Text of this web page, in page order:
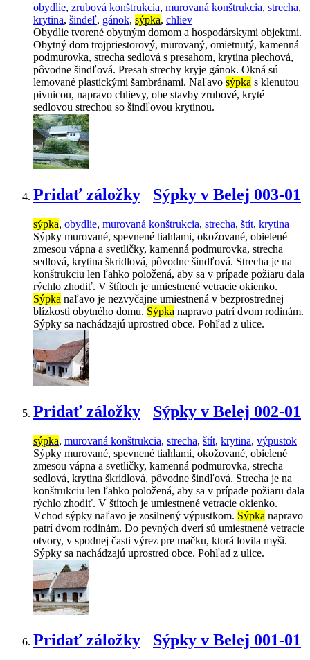
obydlie, zrubová konštrukcia, murovaná konštrukcia, strecha,
krytina, šindeľ, gánok, sýpka, chliev
Obydlie tvorené obytným domom a hospodárskymi objektmi.
Obytný dom trojpriestorový, murovaný, omietnutý, kamenná
podmurovka, strecha sedlová s presahom, krytina plechová,
pôvodne šindľová. Presah strechy kryje gánok. Okná sú
lemované plastickými šambránami. Naľavo sýpka s klenutou
pivnicou, napravo chlievy, obe stavby zrubové, kryté
sedlovou strechou so šindľovou krytinou.
Pridať záložky Sýpky v Belej 003-01
sýpka, obydlie, murovaná konštrukcia, strecha, štít, krytina
Sýpky murované, spevnené tiahlami, okožované, obielené
zmesou vápna a svetličky, kamenná podmurovka, strecha
sedlová, krytina škridlová, pôvodne šindľová. Strecha je na
konštrukciu len ľahko položená, aby sa v prípade požiaru dala
rýchlo zhodiť. V štítoch je umiestnené vetracie okienko.
Sýpka naľavo je nezvyčajne umiestnená v bezprostrednej
blízkosti obytného domu. Sýpka napravo patrí dvom rodinám.
Sýpky sa nachádzajú uprostred obce. Pohľad z ulice.
Pridať záložky Sýpky v Belej 002-01
sýpka, murovaná konštrukcia, strecha, štít, krytina, výpustok
Sýpky murované, spevnené tiahlami, okožované, obielené
zmesou vápna a svetličky, kamenná podmurovka, strecha
sedlová, krytina škridlová, pôvodne šindľová. Strecha je na
konštrukciu len ľahko položená, aby sa v prípade požiaru dala
rýchlo zhodiť. V štítoch je umiestnené vetracie okienko.
Vchod sýpky naľavo je zosilnený výpustkom. Sýpka napravo
patrí dvom rodinám. Do pevných dverí sú umiestnené vetracie
otvory, v spodnej časti výrez pre mačku, ktorá lovila myši.
Sýpky sa nachádzajú uprostred obce. Pohľad z ulice.
Pridať záložky Sýpky v Belej 001-01